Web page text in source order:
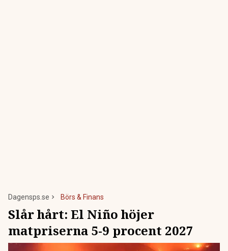
Dagensps.se Börs & Finans
Slår hårt: El Niño höjer
matpriserna 5-9 procent 2027